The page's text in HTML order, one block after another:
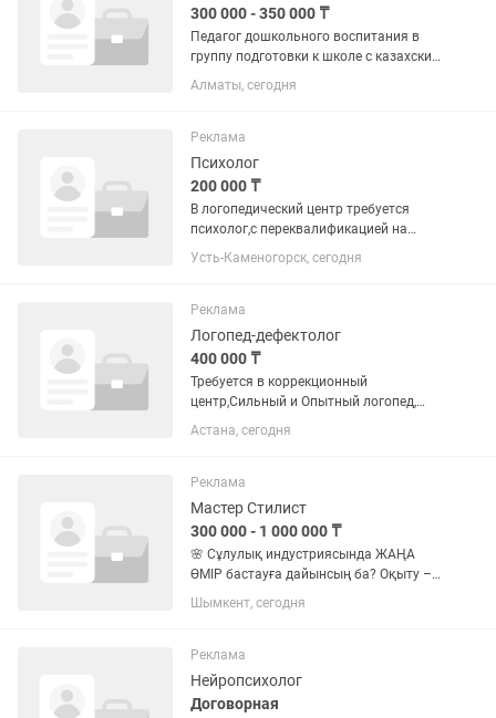
300 000 - 350 000 ₸
Педагог дошкольного воспитания в
группу подготовки к школе с казахским
языком обучения 1. Знание программы
Алматы, сегодня
Реклама
Психолог
200 000 ₸
В логопедический центр требуется
психолог,с переквалификацией на
нейропсихолога , обучение от
организации. возраст 27-45 лет знание
Усть-Каменогорск, сегодня
Реклама
Логопед-дефектолог
400 000 ₸
Требуется в коррекционный
центр,Сильный и Опытный логопед,
психолог, дефектолог,Ава
терапист.8.30 до 18.30
Астана, сегодня
Реклама
Мастер Стилист
300 000 - 1 000 000 ₸
🌸 Сұлулық индустриясында ЖАҢА
ӨМІР бастауға дайынсың ба? Оқыту –
тегін! + 10 күннен кейін ақша таба
бастайсың! Табысың: 350 000₸ – 1 000
шаршадың ба? Клиент қайдан табам...
Шымкент, сегодня
Реклама
Нейропсихолог
Договорная